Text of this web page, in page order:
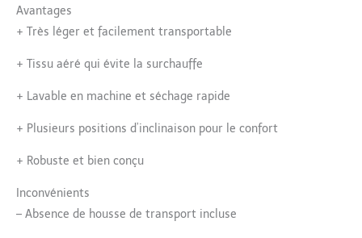
Avantages
+ Très léger et facilement transportable
+ Tissu aéré qui évite la surchauffe
+ Lavable en machine et séchage rapide
+ Plusieurs positions d’inclinaison pour le confort
+ Robuste et bien conçu
Inconvénients
– Absence de housse de transport incluse